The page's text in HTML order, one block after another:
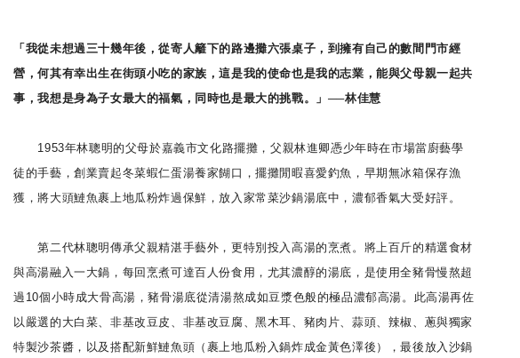
「我從未想過三十幾年後，從寄人籬下的路邊攤六張桌子，到擁有自己的數間門市經
營，何其有幸出生在街頭小吃的家族，這是我的使命也是我的志業，能與父母親一起共
事，我想是身為子女最大的福氣，同時也是最大的挑戰。」──林佳慧
1953年林聰明的父母於嘉義市文化路擺攤，父親林進卿憑少年時在市場當廚藝學
徒的手藝，創業賣起冬菜蝦仁蛋湯養家餬口，擺攤閒暇喜愛釣魚，早期無冰箱保存漁
獲，將大頭鰱魚裹上地瓜粉炸過保鮮，放入家常菜沙鍋湯底中，濃郁香氣大受好評。
第二代林聰明傳承父親精湛手藝外，更特別投入高湯的烹煮。將上百斤的精選食材
與高湯融入一大鍋，每回烹煮可達百人份食用，尤其濃醇的湯底，是使用全豬骨慢熬超
過10個小時成大骨高湯，豬骨湯底從清湯熬成如豆漿色般的極品濃郁高湯。此高湯再佐
以嚴選的大白菜、非基改豆皮、非基改豆腐、黑木耳、豬肉片、蒜頭、辣椒、蔥與獨家
特製沙茶醬，以及搭配新鮮鰱魚頭（裹上地瓜粉入鍋炸成金黃色澤後），最後放入沙鍋